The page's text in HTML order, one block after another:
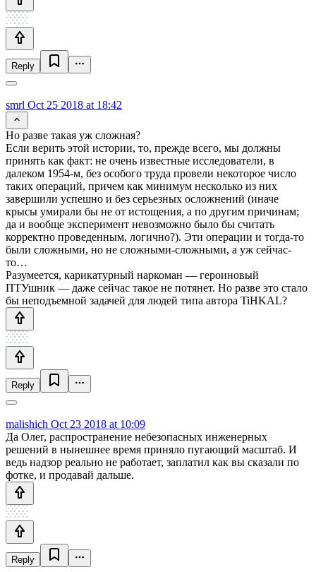
Reply
smrl Oct 25 2018 at 18:42
Но разве такая уж сложная?
Если верить этой истории, то, прежде всего, мы должны
принять как факт: не очень известные исследователи, в
далеком 1954-м, без особого труда провели некоторое число
таких операций, причем как минимум несколько из них
завершили успешно и без серьезных осложнений (иначе
крысы умирали бы не от истощения, а по другим причинам;
да и вообще эксперимент невозможно было бы считать
корректно проведенным, логично?). Эти операции и тогда-то
были сложными, но не сложными-сложными, а уж сейчас-
то…
Разумеется, карикатурный наркоман — героиновый
ПТУшник — даже сейчас такое не потянет. Но разве это стало
бы неподъемной задачей для людей типа автора TiHKAL?
Reply
malishich Oct 23 2018 at 10:09
Да Олег, распространение небезопасных инженерных
решений в нынешнее время приняло пугающий масштаб. И
ведь надзор реально не работает, заплатил как вы сказали по
фотке, и продавай дальше.
Reply